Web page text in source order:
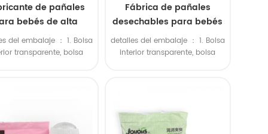
de pañales
bebés de alta
calidad
del embalaje ： 1. Bolsa
transparente, bolsa
caja de cartón en el
Fábrica de pañales
desechables para bebés
al por mayor
detalles del embalaje ： 1. Bolsa
interior transparente, bolsa
de plástico colorida en el
interior, caja de cartón en el